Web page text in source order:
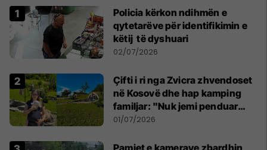
Policia kërkon ndihmën e
qytetarëve për identifikimin e
këtij të dyshuari
02/07/2026
Çifti i ri nga Zvicra zhvendoset
në Kosovë dhe hap kamping
familjar: "Nuk jemi penduar
asnjë ditë"
01/07/2026